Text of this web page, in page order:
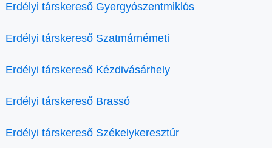
Erdélyi társkereső Gyergyószentmiklós
Erdélyi társkereső Szatmárnémeti
Erdélyi társkereső Kézdivásárhely
Erdélyi társkereső Brassó
Erdélyi társkereső Székelykeresztúr